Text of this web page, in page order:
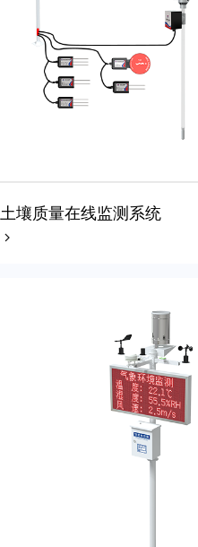
土壤质量在线监测系统